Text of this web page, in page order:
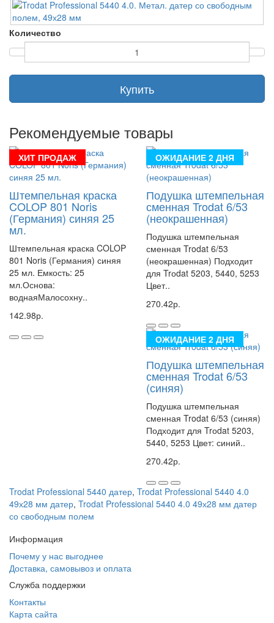
Количество
Купить
Рекомендуемые товары
ХИТ ПРОДАЖ
Штемпельная краска
COLOP 801 Noris
(Германия) синяя 25
мл.
Штемпельная краска COLOP
801 Noris (Германия) синяя
25 мл. Емкость: 25
мл.Основа:
воднаяМалосохну..
142.98р.
ОЖИДАНИЕ 2 ДНЯ
Подушка штемпельная
сменная Trodat 6/53
(неокрашенная)
Подушка штемпельная
сменная Trodat 6/53
(неокрашенная) Подходит
для Trоdat 5203, 5440, 5253
Цвет..
270.42р.
ОЖИДАНИЕ 2 ДНЯ
Подушка штемпельная
сменная Trodat 6/53
(синяя)
Подушка штемпельная
сменная Trodat 6/53 (синяя)
Подходит для Trоdat 5203,
5440, 5253 Цвет: синий..
270.42р.
Trodat Professional 5440 датер, Trodat Professional 5440 4.0
49х28 мм датер, Trodat Professional 5440 4.0 49х28 мм датер
со свободным полем
Информация
Почему у нас выгоднее
Доставка, самовывоз и оплата
Служба поддержки
Контакты
Карта сайта